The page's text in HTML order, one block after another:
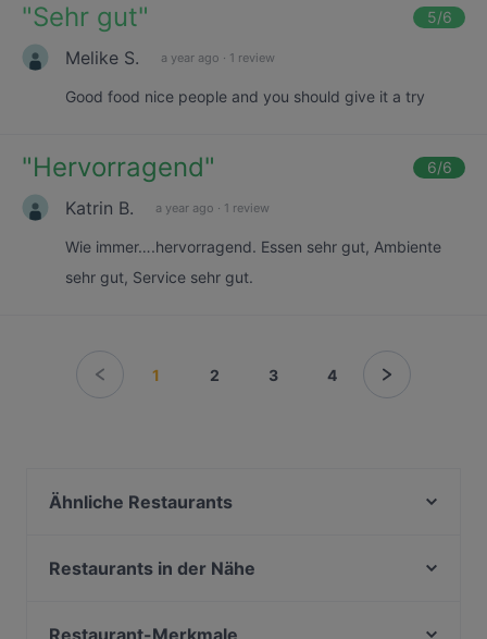
"Sehr gut" 5/6
Melike S. a year ago · 1 review
Good food nice people and you should give it a try
"Hervorragend" 6/6
Katrin B. a year ago · 1 review
Wie immer….hervorragend. Essen sehr gut, Ambiente
sehr gut, Service sehr gut.
1 2 3 4
Ähnliche Restaurants
Gasthof Obermaier
Restaurants in der Nähe
Taverne Lithos
Restaurant-Merkmale